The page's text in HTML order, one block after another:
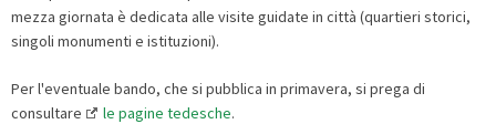
mezza giornata è dedicata alle visite guidate in città (quartieri storici,
singoli monumenti e istituzioni).
Per l'eventuale bando, che si pubblica in primavera, si prega di
consultare
le pagine tedesche.